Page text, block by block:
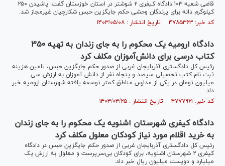
قاضی شعبه ۱۰۳ دادگاه کیفری ۲ شوشتر در استان خوزستان گفت: پاشیدن ۲۵۰
کیلوگرم دانه برای پرندگان وحشی حکم جایگزین حبس شکارچیان غیرمجاز شد.
کد خبر: ۴۷۸۵۳۶۳ تاریخ انتشار : ۱۴۰۳/۰۵/۰۸
دادگاه ارومیه یک محکوم را به جای زندان به تهیه ۳۵۰
کتاب درسی برای دانش‌آموزان مکلف کرد
رئیس کل دادگستری آذربایجان غربی از صدور حکم جایگزین حبس، تامین هزینه
ثبت نام کتب تحصیلی سیصد و پنجاه نفر از دانش آموزان به ارزش سی
میلیون تومان در یکی از مدارس مناطق کمتر توسعه یافته شهرستان ارومیه خبر
داد.
کد خبر: ۴۷۷۷۹۶۱ تاریخ انتشار : ۱۴۰۳/۰۳/۲۵
دادگاه کیفری شهرستان اشنویه یک محکوم را به جای زندان
به خرید اقلام مورد نیاز کودکان معلول مکلف کرد
رئیس کل دادگستری آذربایجان غربی از صدور حکم جایگزین حبس در دادگاه
کیفری ۲ شهرستان اشنویه، برای کودکان بی‌سرپرست و معلول به ارزش یک
میلیارد و دویست میلیون ریال خبر داد.